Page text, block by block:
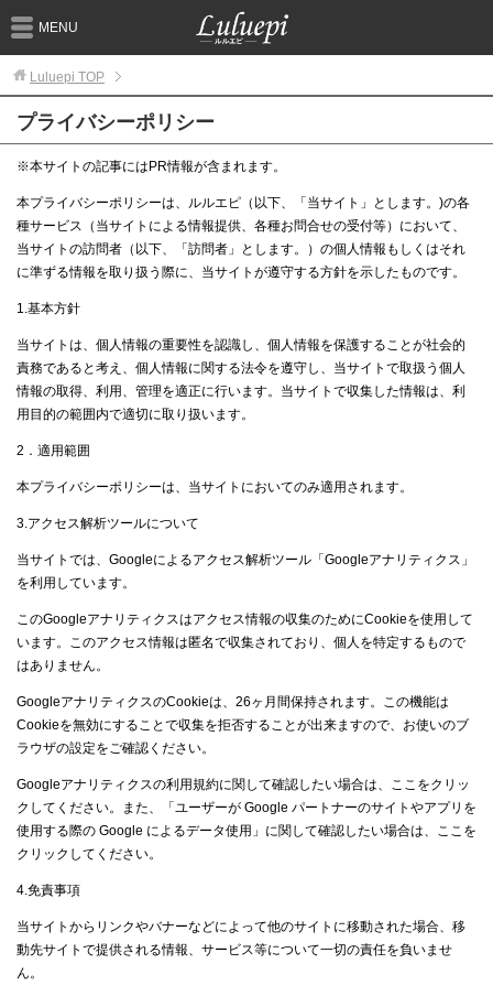
MENU
Luluepi TOP
プライバシーポリシー
※本サイトの記事にはPR情報が含まれます。
本プライバシーポリシーは、ルルエピ（以下、「当サイト」とします。)の各
種サービス（当サイトによる情報提供、各種お問合せの受付等）において、
当サイトの訪問者（以下、「訪問者」とします。）の個人情報もしくはそれ
に準ずる情報を取り扱う際に、当サイトが遵守する方針を示したものです。
1.基本方針
当サイトは、個人情報の重要性を認識し、個人情報を保護することが社会的
責務であると考え、個人情報に関する法令を遵守し、当サイトで取扱う個人
情報の取得、利用、管理を適正に行います。当サイトで収集した情報は、利
用目的の範囲内で適切に取り扱います。
2．適用範囲
本プライバシーポリシーは、当サイトにおいてのみ適用されます。
3.アクセス解析ツールについて
当サイトでは、Googleによるアクセス解析ツール「Googleアナリティクス」
を利用しています。
このGoogleアナリティクスはアクセス情報の収集のためにCookieを使用して
います。このアクセス情報は匿名で収集されており、個人を特定するもので
はありません。
GoogleアナリティクスのCookieは、26ヶ月間保持されます。この機能は
Cookieを無効にすることで収集を拒否することが出来ますので、お使いのブ
ラウザの設定をご確認ください。
Googleアナリティクスの利用規約に関して確認したい場合は、ここをクリッ
クしてください。また、「ユーザーが Google パートナーのサイトやアプリを
使用する際の Google によるデータ使用」に関して確認したい場合は、ここを
クリックしてください。
4.免責事項
当サイトからリンクやバナーなどによって他のサイトに移動された場合、移
動先サイトで提供される情報、サービス等について一切の責任を負いませ
ん。